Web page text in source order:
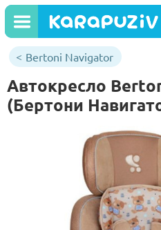
Bertoni Navigator
Автокресло
(Бертони